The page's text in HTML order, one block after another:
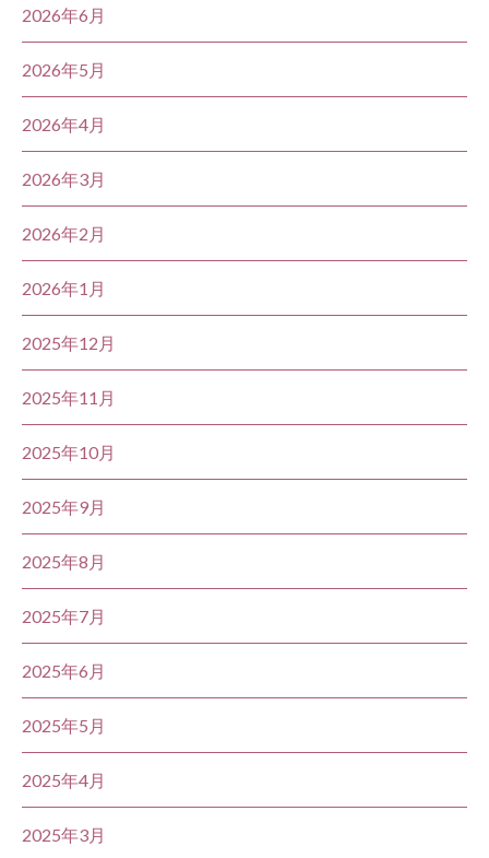
2026年6月
2026年5月
2026年4月
2026年3月
2026年2月
2026年1月
2025年12月
2025年11月
2025年10月
2025年9月
2025年8月
2025年7月
2025年6月
2025年5月
2025年4月
2025年3月